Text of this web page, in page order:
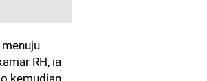
RH, ia
kemudian